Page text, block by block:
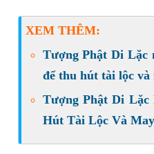
XEM THÊM:
Tượng Phật Di Lặc
để thu hút tài lộc và
Tượng Phật Di
Hút Tài Lộc Và